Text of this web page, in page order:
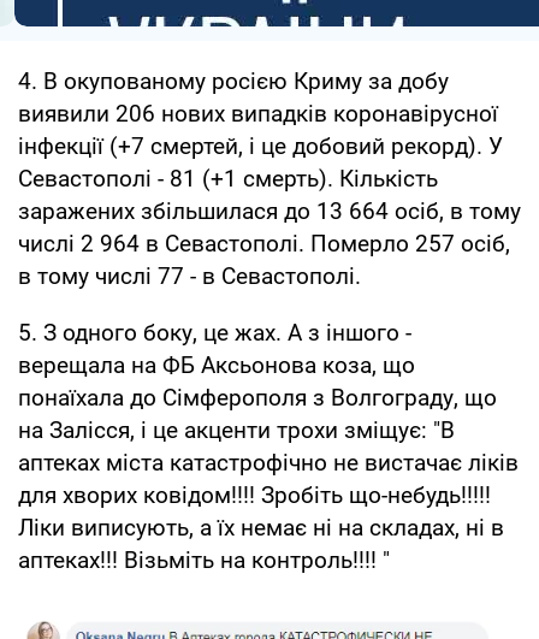
4. В окупованому росією Криму за добу
виявили 206 нових випадків коронавірусної
інфекції (+7 смертей, і це добовий рекорд). У
Севастополі - 81 (+1 смерть). Кількість
заражених збільшилася до 13 664 осіб, в тому
числі 2 964 в Севастополі. Померло 257 осіб,
в тому числі 77 - в Севастополі.
5. З одного боку, це жах. А з іншого -
верещала на ФБ Аксьонова коза, що
понаїхала до Сімферополя з Волгограду, що
на Залісся, і це акценти трохи зміщує: "В
аптеках міста катастрофічно не вистачає ліків
для хворих ковідом!!!! Зробіть що-небудь!!!!!
Ліки виписують, а їх немає ні на складах, ні в
аптеках!!! Візьміть на контроль!!!! "